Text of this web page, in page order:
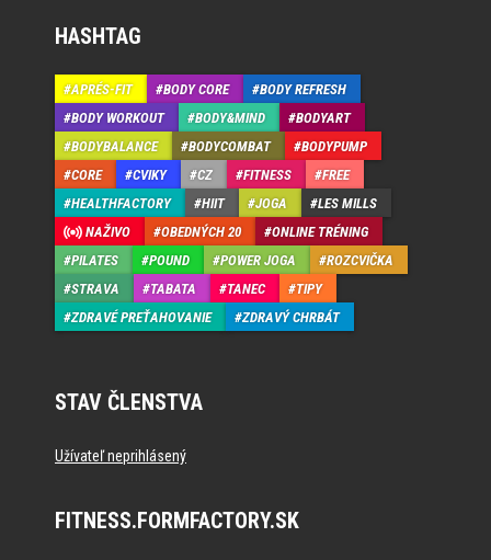
HASHTAG
APRÉS-FIT BODY CORE
BODY REFRESH
BODY WORKOUT
BODY&MIND
BODYART
BODYBALANCE
BODYCOMBAT
BODYPUMP
CORE
CVIKY CZ FITNESS
FREE
HEALTHFACTORY
HIIT JOGA
LES MILLS
NAŽIVO
OBEDNÝCH 20
ONLINE TRÉNING
PILATES
POUND POWER JOGA
ROZCVIČKA
STRAVA
TABATA TANEC
TIPY
ZDRAVÉ PREŤAHOVANIE
ZDRAVÝ CHRBÁT
STAV ČLENSTVA
Užívateľ neprihlásený
FITNESS.FORMFACTORY.SK